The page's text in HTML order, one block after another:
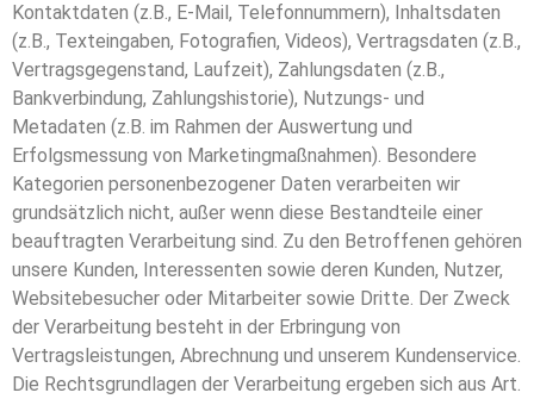
Kontaktdaten (z.B., E-Mail, Telefonnummern), Inhaltsdaten
(z.B., Texteingaben, Fotografien, Videos), Vertragsdaten (z.B.,
Vertragsgegenstand, Laufzeit), Zahlungsdaten (z.B.,
Bankverbindung, Zahlungshistorie), Nutzungs- und
Metadaten (z.B. im Rahmen der Auswertung und
Erfolgsmessung von Marketingmaßnahmen). Besondere
Kategorien personenbezogener Daten verarbeiten wir
grundsätzlich nicht, außer wenn diese Bestandteile einer
beauftragten Verarbeitung sind. Zu den Betroffenen gehören
unsere Kunden, Interessenten sowie deren Kunden, Nutzer,
Websitebesucher oder Mitarbeiter sowie Dritte. Der Zweck
der Verarbeitung besteht in der Erbringung von
Vertragsleistungen, Abrechnung und unserem Kundenservice.
Die Rechtsgrundlagen der Verarbeitung ergeben sich aus Art.